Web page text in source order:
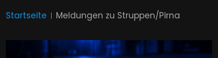
Startseite Meldungen zu Struppen/Pirna